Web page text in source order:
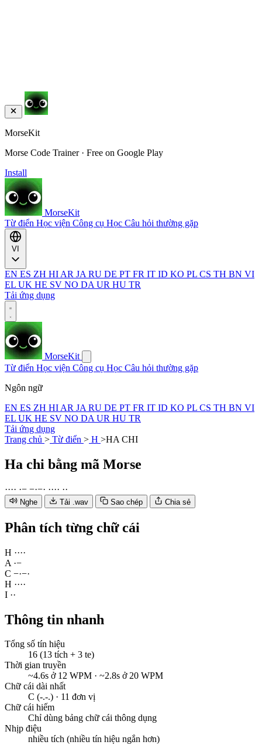
MorseKit
Morse Code Trainer · Free on Google Play
Install
MorseKit
Từ điển Học viện Công cụ Học Câu hỏi thường gặp
EN ES ZH HI AR JA RU DE PT FR IT ID KO PL CS TH BN VI
EL UK HE SV NO DA UR HU TR
Tải ứng dụng
MorseKit
Từ điển Học viện Công cụ Học Câu hỏi thường gặp
Ngôn ngữ
EN ES ZH HI AR JA RU DE PT FR IT ID KO PL CS TH BN VI
EL UK HE SV NO DA UR HU TR
Tải ứng dụng
Trang chủ > Từ điển > H >HA CHI
Ha chi bằng mã Morse
···· ·− −·−· ···· ··
Nghe Tải .wav Sao chép Chia sẻ
Phân tích từng chữ cái
H ····
A ·−
C −·−·
H ····
I ··
Thông tin nhanh
Tổng số tín hiệu
16 (13 tích + 3 te)
Thời gian truyền
~4.6s ở 12 WPM · ~2.8s ở 20 WPM
Chữ cái dài nhất
C (-.-.) · 11 đơn vị
Chữ cái hiếm
Chỉ dùng bảng chữ cái thông dụng
Nhịp điệu
nhiều tích (nhiều tín hiệu ngắn hơn)